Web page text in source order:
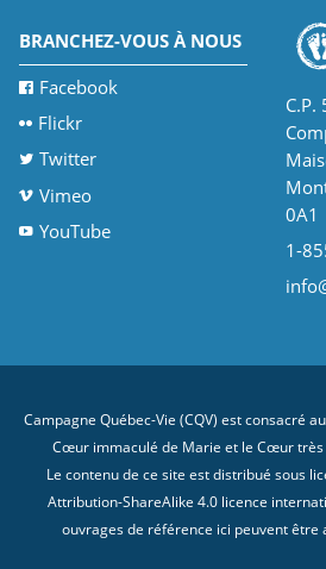
BRANCHEZ-VOUS À NOUS
Facebook
Flickr
Twitter
Vimeo
YouTube
C.P.
0A1
1-
Campagne Québec-Vie (CQV) est consacré
Cœur immaculé de Marie et le Cœur très
Le contenu de ce site est distribué sous
Attribution-ShareAlike 4.0 licence
ouvrages de référence ici peuvent être